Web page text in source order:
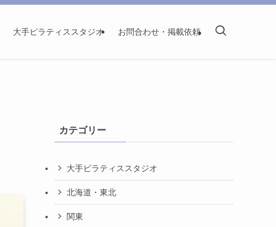
大手ピラティススタジオ お問合わせ・掲載依頼
カテゴリー
大手ピラティススタジオ
北海道・東北
関東